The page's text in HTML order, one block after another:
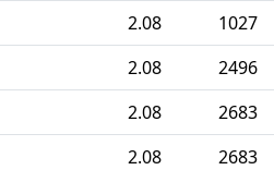
2.08 1027
2.08 2496
2.08 2683
2.08 2683